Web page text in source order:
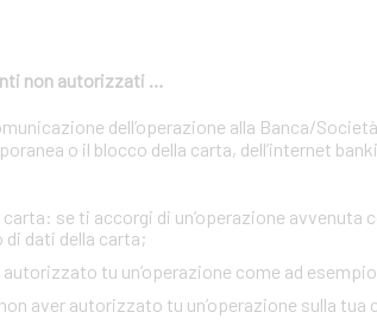
non autorizzati …
dell’operazione alla Banca/
o il blocco della carta, dell’internet
se ti accorgi di un’operazione avvenuta
dati della carta;
tu un’operazione come ad
aver autorizzato tu un’operazione sulla tua